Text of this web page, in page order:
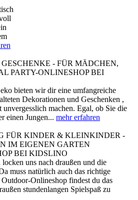
- FÜR MÄDCHEN,
PARTY-ONLINESHOP BEI
bieten wir dir eine umfangreiche
Dekorationen und Geschenken ,
machen. Egal, ob Sie die
einen Jungen... mehr erfahren
FÜR KINDER & KLEINKINDER -
IM EIGENEN GARTEN
BEI KIDSLINO
uns nach draußen und die
muss natürlich auch das richtige
Onlineshop findest du das
stundenlangen Spielspaß zu